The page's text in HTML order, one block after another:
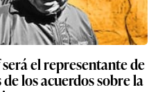
el representante de
los acuerdos sobre la